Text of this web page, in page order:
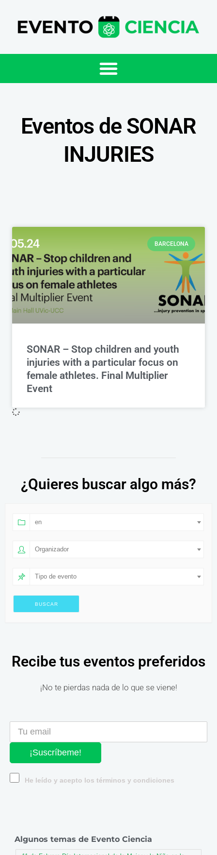
Eventos de SONAR
INJURIES
BARCELONA
SONAR – Stop children and youth
injuries with a particular focus on
female athletes. Final Multiplier
Event
¿Quieres buscar algo más?
en
Organizador
Tipo de evento
Recibe tus eventos preferidos
¡No te pierdas nada de lo que se viene!
¡Suscríbeme!
He leído y acepto los términos y condiciones
Algunos temas de Evento Ciencia